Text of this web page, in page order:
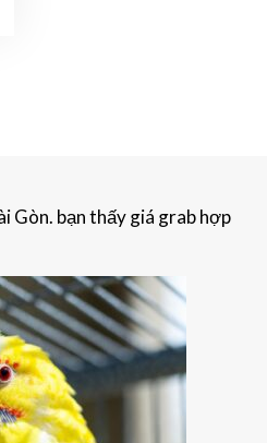
Gòn. bạn thấy giá grab hợp